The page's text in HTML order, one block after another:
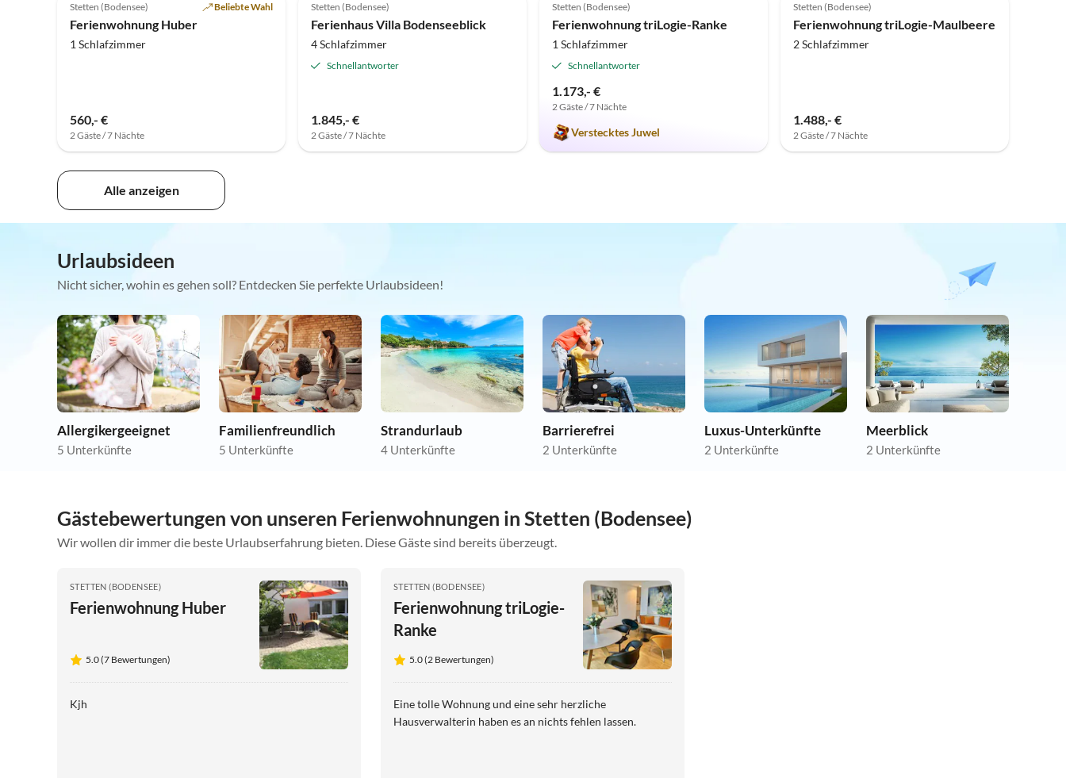
Stetten (Bodensee) Beliebte Wahl
Ferienwohnung Huber
1 Schlafzimmer
560,- €
2 Gäste / 7 Nächte
Auszeichnung 2025
Stetten (Bodensee)
Ferienhaus Villa Bodenseeblick
4 Schlafzimmer
Schnellantworter
1.845,- €
2 Gäste / 7 Nächte
Stetten (Bodensee)
Ferienwohnung triLogie-Ranke
1 Schlafzimmer
Schnellantworter
1.173,- €
2 Gäste / 7 Nächte
Verstecktes Juwel
Stetten (Bodensee)
Ferienwohnung triLogie-Maulbeere
2 Schlafzimmer
1.488,- €
2 Gäste / 7 Nächte
Alle anzeigen
Urlaubsideen
Nicht sicher, wohin es gehen soll? Entdecken Sie perfekte Urlaubsideen!
Allergikergeeignet
5 Unterkünfte
Familienfreundlich
5 Unterkünfte
Strandurlaub
4 Unterkünfte
Barrierefrei
2 Unterkünfte
Luxus-Unterkünfte
2 Unterkünfte
Meerblick
2 Unterkünfte
Gästebewertungen von unseren Ferienwohnungen in Stetten (Bodensee)
Wir wollen dir immer die beste Urlaubserfahrung bieten. Diese Gäste sind bereits überzeugt.
STETTEN (BODENSEE)
Ferienwohnung Huber
5.0 (7 Bewertungen)
Kjh
STETTEN (BODENSEE)
Ferienwohnung triLogie-
Ranke
5.0 (2 Bewertungen)
Eine tolle Wohnung und eine sehr herzliche
Hausverwalterin haben es an nichts fehlen lassen.